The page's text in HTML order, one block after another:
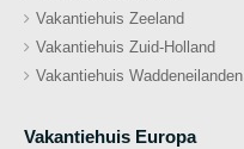
Vakantiehuis Zeeland
Vakantiehuis Zuid-Holland
Vakantiehuis Waddeneilanden
Vakantiehuis Europa